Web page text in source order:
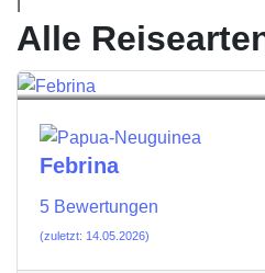
Alle
Febrina
5 Bewertungen
(zuletzt: 14.05.2026)